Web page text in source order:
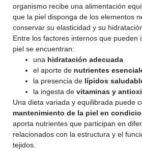
organismo recibe una alimentación
que la piel disponga de los elementos
conservar su elasticidad y su
Entre los factores internos que pueden
piel se encuentran:
una hidratación adecuada
el aporte de nutrientes
la presencia de lípidos
la ingesta de vitaminas y
Una dieta variada y equilibrada puede
mantenimiento de la piel en
aporta nutrientes que participan en
relacionados con la estructura y el
tejidos.